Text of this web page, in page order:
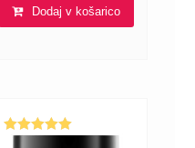
Dodaj v košarico